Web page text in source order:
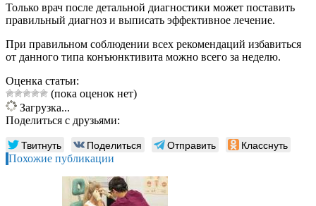
Только врач после детальной диагностики может поставить
правильный диагноз и выписать эффективное лечение.
При правильном соблюдении всех рекомендаций избавиться
от данного типа конъюнктивита можно всего за неделю.
Оценка статьи:
(пока оценок нет)
Загрузка...
Поделиться с друзьями:
Твитнуть Поделиться Отправить Класснуть
Похожие публикации